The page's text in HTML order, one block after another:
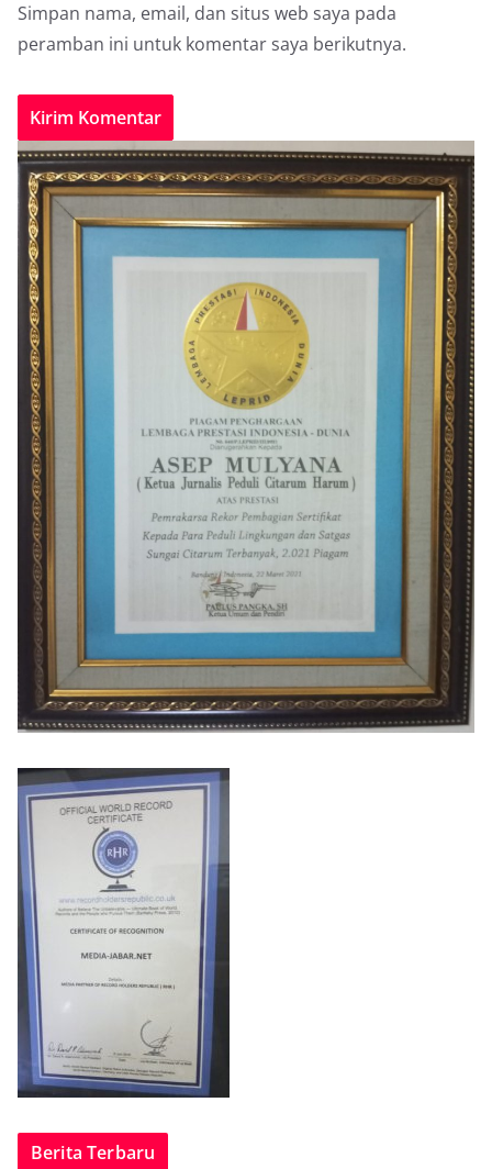
Simpan nama, email, dan situs web saya pada
peramban ini untuk komentar saya berikutnya.
Berita Terbaru